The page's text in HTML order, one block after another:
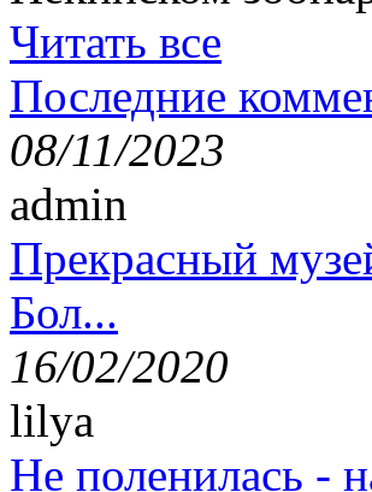
Читать все
Последние
08/11/2023
admin
Прекрасный
Бол...
16/02/2020
lilya
Не поленилась -